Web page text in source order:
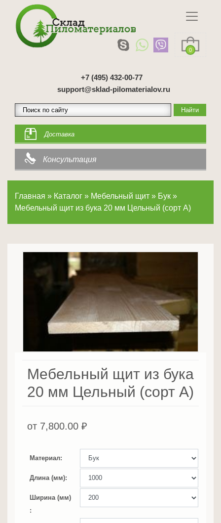
0
+7 (495) 432-00-77
support@sklad-pilomaterialov.ru
Доставка
Консультация
Главная » Каталог » Мебельный щит » Бук »
Мебельный щит из бука 20 мм Цельный (сорт А)
Мебельный щит из бука
20 мм Цельный (сорт А)
от 7,800.00 ₽
Материал
Длина (мм)
Ширина (мм)